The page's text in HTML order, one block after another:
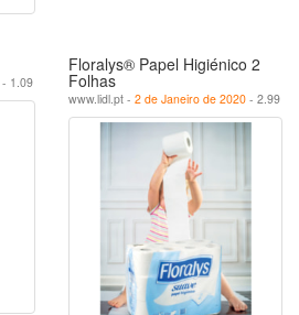
- 1.09
Floralys® Papel Higiénico 2
Folhas
www.lidl.pt - 2 de Janeiro de 2020 - 2.99